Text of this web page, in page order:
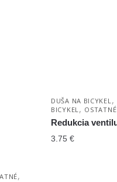
,
DUŠA NA BICYKEL ,
BICYKEL , OSTATNÉ
Redukcia
3.75 €